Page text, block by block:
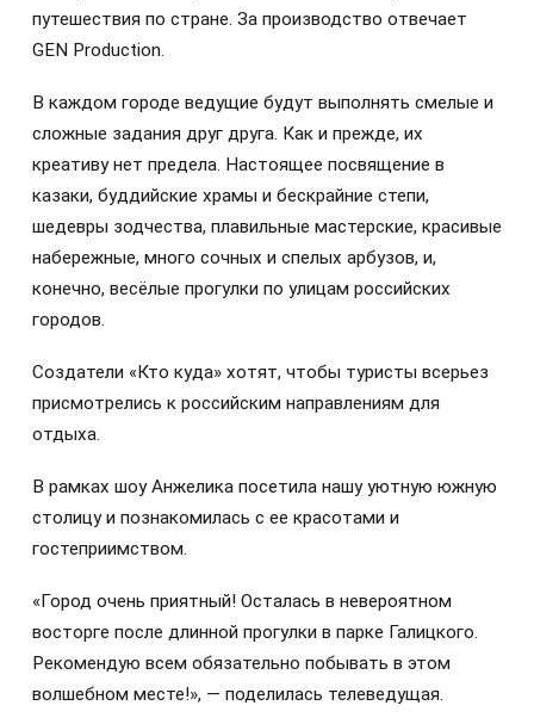
путешествия по стране. За производство отвечает
GEN Production.
В каждом городе ведущие будут выполнять смелые и
сложные задания друг друга. Как и прежде, их
креативу нет предела. Настоящее посвящение в
казаки, буддийские храмы и бескрайние степи,
шедевры зодчества, плавильные мастерские, красивые
набережные, много сочных и спелых арбузов, и,
конечно, весёлые прогулки по улицам российских
городов.
Создатели «Кто куда» хотят, чтобы туристы всерьез
присмотрелись к российским направлениям для
отдыха.
В рамках шоу Анжелика посетила нашу уютную южную
столицу и познакомилась с ее красотами и
гостеприимством.
«Город очень приятный! Осталась в невероятном
восторге после длинной прогулки в парке Галицкого.
Рекомендую всем обязательно побывать в этом
волшебном месте!», — поделилась телеведущая.